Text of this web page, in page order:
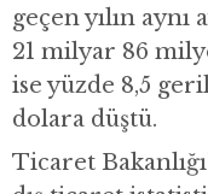
geçen yılın aynı
21 milyar 86
ise yüzde 8,5
dolara düştü.
Ticaret